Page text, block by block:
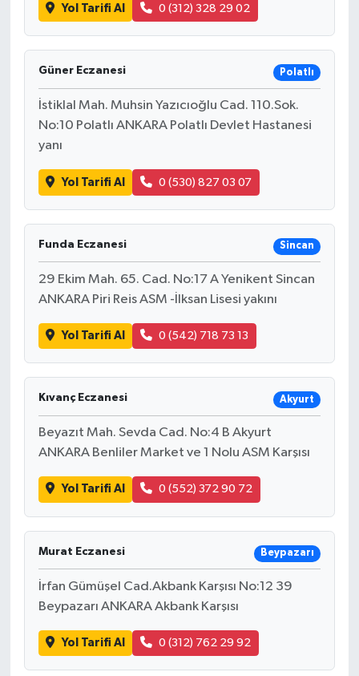
Yol Tarifi Al 0 (312) 328 29 02
Güner Eczanesi Polatlı
İstiklal Mah. Muhsin Yazıcıoğlu Cad. 110.Sok.
No:10 Polatlı ANKARA Polatlı Devlet Hastanesi
yanı
Yol Tarifi Al 0 (530) 827 03 07
Funda Eczanesi Sincan
29 Ekim Mah. 65. Cad. No:17 A Yenikent Sincan
ANKARA Piri Reis ASM -İlksan Lisesi yakını
Yol Tarifi Al 0 (542) 718 73 13
Kıvanç Eczanesi Akyurt
Beyazıt Mah. Sevda Cad. No:4 B Akyurt
ANKARA Benliler Market ve 1 Nolu ASM Karşısı
Yol Tarifi Al 0 (552) 372 90 72
Murat Eczanesi Beypazarı
İrfan Gümüşel Cad.Akbank Karşısı No:12 39
Beypazarı ANKARA Akbank Karşısı
Yol Tarifi Al 0 (312) 762 29 92